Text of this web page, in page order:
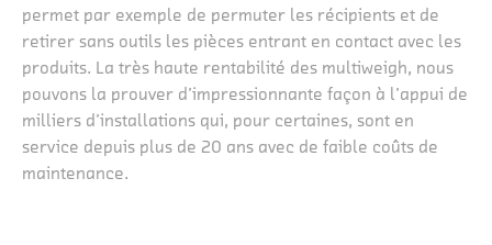
permet par exemple de permuter les récipients et de
retirer sans outils les pièces entrant en contact avec les
produits. La très haute rentabilité des multiweigh, nous
pouvons la prouver d’impressionnante façon à l’appui de
milliers d’installations qui, pour certaines, sont en
service depuis plus de 20 ans avec de faible coûts de
maintenance.